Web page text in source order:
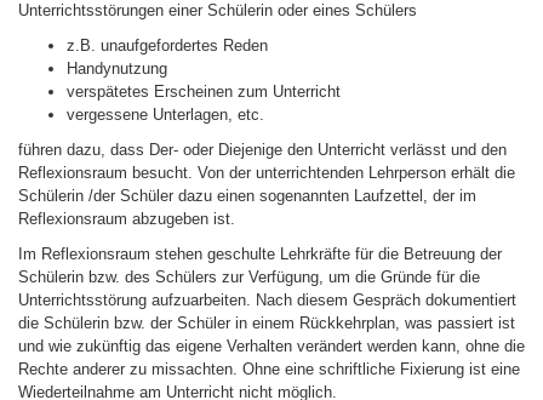
Unterrichtsstörungen einer Schülerin oder eines Schülers
z.B. unaufgefordertes Reden
Handynutzung
verspätetes Erscheinen zum Unterricht
vergessene Unterlagen, etc.
führen dazu, dass Der- oder Diejenige den Unterricht verlässt und den
Reflexionsraum besucht. Von der unterrichtenden Lehrperson erhält die
Schülerin /der Schüler dazu einen sogenannten Laufzettel , der im
Reflexionsraum abzugeben ist.
Im Reflexionsraum stehen geschulte Lehrkräfte für die Betreuung der
Schülerin bzw. des Schülers zur Verfügung, um die Gründe für die
Unterrichtsstörung aufzuarbeiten. Nach diesem Gespräch dokumentiert
die Schülerin bzw. der Schüler in einem Rückkehrplan, was passiert ist
und wie zukünftig das eigene Verhalten verändert werden kann, ohne die
Rechte anderer zu missachten. Ohne eine schriftliche Fixierung ist eine
Wiederteilnahme am Unterricht nicht möglich.